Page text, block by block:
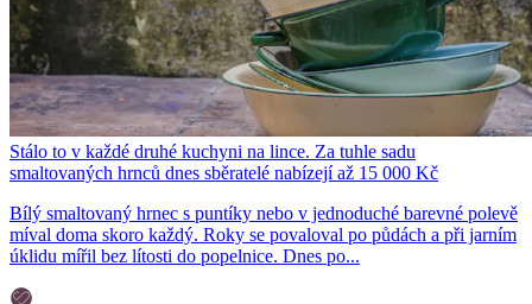
Stálo to v každé druhé kuchyni na lince. Za tuhle sadu
smaltovaných hrnců dnes sběratelé nabízejí až 15 000 Kč
Bílý smaltovaný hrnec s puntíky nebo v jednoduché barevné polevě
míval doma skoro každý. Roky se povaloval po půdách a při jarním
úklidu mířil bez lítosti do popelnice. Dnes po...